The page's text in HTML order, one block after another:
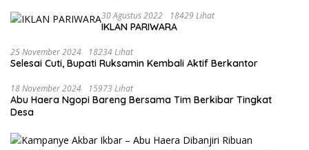
30 Agustus 2022 18429 Lihat
IKLAN PARIWARA
25 November 2024 18234 Lihat
Selesai Cuti, Bupati Ruksamin Kembali Aktif Berkantor
18 November 2024 15973 Lihat
Abu Haera Ngopi Bareng Bersama Tim Berkibar Tingkat
Desa